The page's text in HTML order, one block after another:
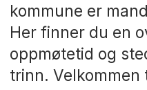
kommune er
Her finner du en
oppmøtetid og
trinn. Velkommen